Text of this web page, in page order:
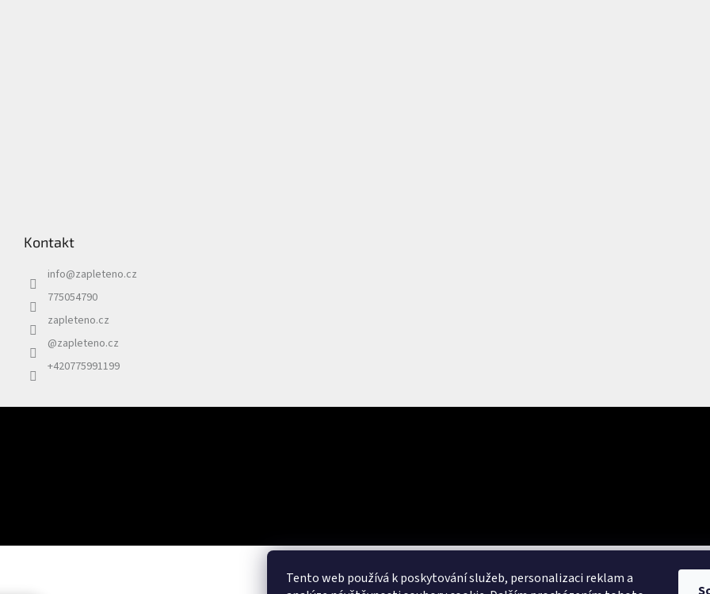
Tento web používá k poskytování služeb, personalizaci reklam a
Kontakt
info@zapleteno.cz
775054790
zapleteno.cz
@zapleteno.cz
+420775991199